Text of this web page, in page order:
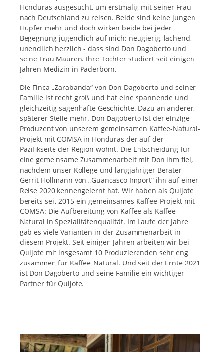
Honduras ausgesucht, um erstmalig mit seiner Frau
nach Deutschland zu reisen. Beide sind keine jungen
Hüpfer mehr und doch wirken beide bei jeder
Begegnung jugendlich auf mich: neugierig, lachend,
unendlich herzlich - dass sind Don Dagoberto und
seine Frau Mauren. Ihre Tochter studiert seit einigen
Jahren Medizin in Paderborn.
Die Finca „Zarabanda“ von Don Dagoberto und seiner
Familie ist recht groß und hat eine spannende und
gleichzeitig sagenhafte Geschichte. Dazu an anderer,
späterer Stelle mehr. Don Dagoberto ist der einzige
Produzent von unserem gemeinsamen Kaffee-Natural-
Projekt mit COMSA in Honduras der auf der
Pazifikseite der Region wohnt. Die Entscheidung für
eine gemeinsame Zusammenarbeit mit Don ihm fiel,
nachdem unser Kollege und langjähriger Berater
Gerrit Höllmann von „Guancasco Import“ ihn auf einer
Reise 2020 kennengelernt hat. Wir haben als Quijote
bereits seit 2015 ein gemeinsames Kaffee-Projekt mit
COMSA: Die Aufbereitung von Kaffee als Kaffee-
Natural in Spezialitätenqualität. Im Laufe der Jahre
gab es viele Varianten in der Zusammenarbeit in
diesem Projekt. Seit einigen Jahren arbeiten wir bei
Quijote mit insgesamt 10 Produzierenden sehr eng
zusammen für Kaffee-Natural. Und seit der Ernte 2021
ist Don Dagoberto und seine Familie ein wichtiger
Partner für Quijote.